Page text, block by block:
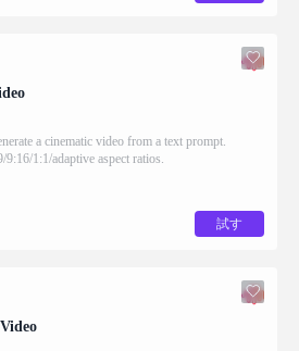
a cinematic video from a text prompt.
1:1/adaptive aspect ratios.
試す